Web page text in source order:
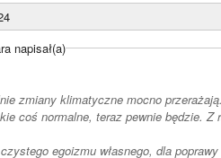
napisał(a)
zmiany klimatyczne mocno
coś normalne, teraz pewnie będzie.
egoizmu własnego, dla